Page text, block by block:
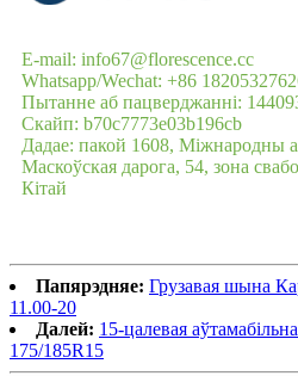
E-mail: info67@florescence.cc
Whatsapp/Wechat: +86
Пытанне аб пацверджанні:
Скайп: b70c7773e03b196cb
Дадае: пакой 1608, Міжнародны
Маскоўская дарога, 54, зона
Кітай
Папярэдняе: Грузавая шына
11.00-20
Далей: 15-цалевая
175/185R15